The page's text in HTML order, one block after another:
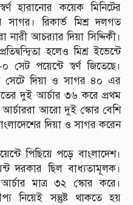
হারানোর কয়েক মিনিটের
রিকার্ভ মিশ্র দলগত
নারী আচর‌্যার দিয়া সিদ্দিকী।
হলেও মিশ্র ইভেন্টে
পয়েন্টে স্বর্ণ জিতেছে।
সেটে দিয়া ও সাগর ৪০ এর
দুই আর্চার ৩৬ করে প্রথম
আর্চাররা আরো দুই স্কোর বেশি
দিয়া ও সাগর করেন
পিছিয়ে পড়ে বাংলাদেশ।
দরকার ছিল বাধ্যতামূলক।
মাত্র ৩২ স্কোর করে।
নিয়েই সন্তুষ্ট থাকতে হয়